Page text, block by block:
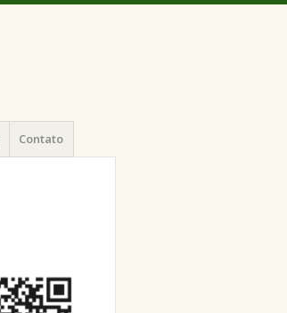
Contato